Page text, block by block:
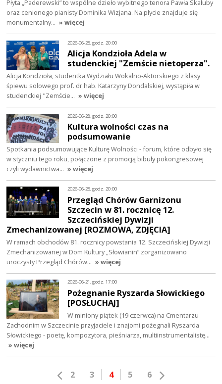
Płyta „Paderewski” to wspólne dzieło wybitnego tenora Pawła Skałuby
oraz cenionego pianisty Dominika Wizjana. Na płycie znajduje się
monumentalny… » więcej
2026-06-28, godz. 20:00
Alicja Kondzioła Adela w
studenckiej "Zemście nietoperza".
Alicja Kondzioła, studentka Wydziału Wokalno‑Aktorskiego z klasy
śpiewu solowego prof. dr hab. Katarzyny Dondalskiej, wystąpiła w
studenckiej "Zemście… » więcej
2026-06-28, godz. 20:00
Kultura wolności czas na
podsumowanie
Spotkania podsumowujące Kulturę Wolności - forum, które odbyło się
w styczniu tego roku, połączone z promocją bibuły pokongresowej
czyli wydawnictwa… » więcej
2026-06-28, godz. 20:00
Przegląd Chórów Garnizonu
Szczecin w 81. rocznicę 12.
Szczecińskiej Dywizji
Zmechanizowanej [ROZMOWA, ZDJĘCIA]
W ramach obchodów 81. rocznicy powstania 12. Szczecińskiej Dywizji
Zmechanizowanej w Dom Kultury „Słowianin” zorganizowano
uroczysty Przegląd Chórów… » więcej
2026-06-21, godz. 17:00
Pożegnanie Ryszarda Słowickiego
[POSŁUCHAJ]
W miniony piątek (19 czerwca) na Cmentarzu
Zachodnim w Szczecinie przyjaciele i znajomi pożegnali Ryszarda
Słowickiego - poetę, kompozytora, pieśniarza, multiinstrumentalistę…
» więcej
2 3 4 5 6